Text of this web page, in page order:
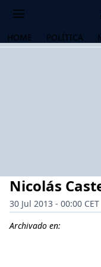
HOME POLÍTICA
Nicolás
30 Jul 2013 - 00:00 CET
Archivado en: